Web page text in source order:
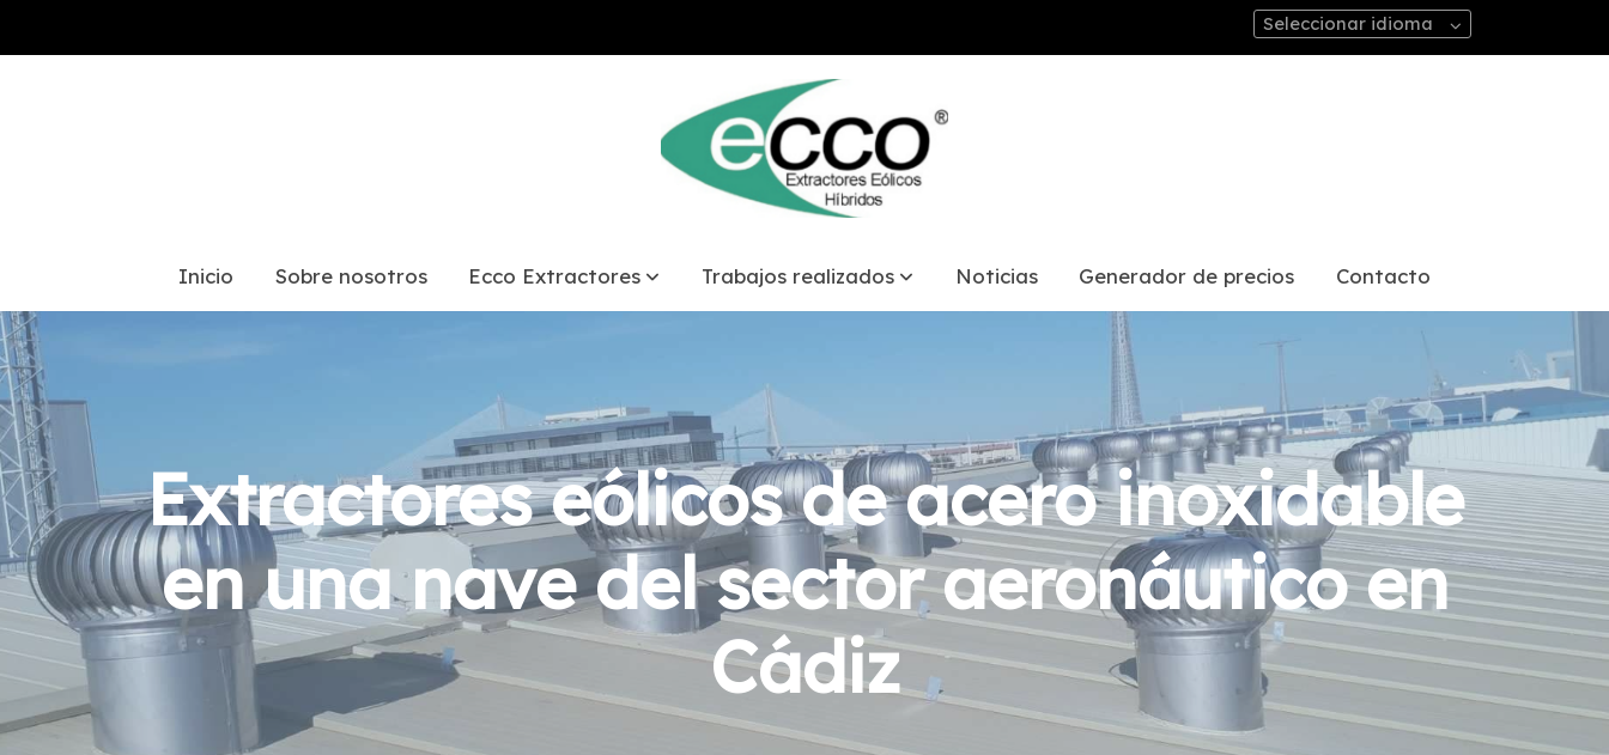
Seleccionar idioma
Inicio Sobre nosotros Ecco Extractores Trabajos realizados Noticias Generador de precios Contacto
Extractores eólicos de acero inoxidable
en una nave del sector aeronáutico en
Cádiz